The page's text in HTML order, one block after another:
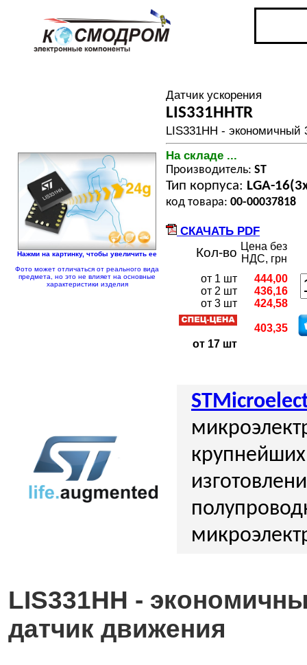
Нажми на картинку, чтобы увеличить ее
Фото может отличаться от реального вида
предмета, но это не влияет на основные
характеристики изделия
Датчик ускорения
LIS331HHTR
LIS331HH -
На складе ...
Производитель: ST
Тип корпуса: LGA-
код товара: 00-00037818
СКАЧАТЬ PDF
Кол-во Цена без
НДС, грн
от 1 шт
от 2 шт
от 3 шт
от 17 шт
444,00
436,16
424,58
403,35
LIS331HH -
датчик движения